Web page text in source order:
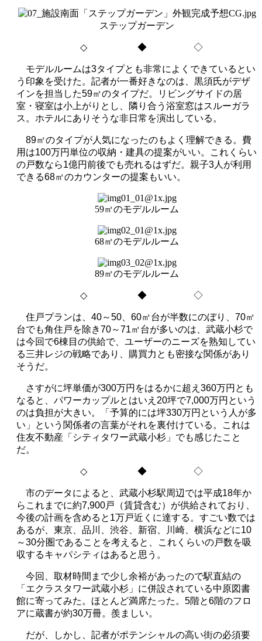
ステップガーデン
◇ ◆ ◇
モデルルームは3タイプとも非常によくできているとい
う印象を受けた。記者が一番好きなのは、黒須氏がデザ
インを担当した59㎡のタイプだ。リビングサイドの居
室・寝室は小上がりとし、隣り合う浴室窓はスルーガラ
ス。ホテルにありそうな非日常を演出している。
89㎡のタイプが人気になったのもよく理解できる。費
用は100万円単位の収納・建具の提案がいい。これくらい
の戸数なら1億円前後でも売れるはずだ。親子3人が利用
できる68㎡のカウンターの提案もいい。
59㎡のモデルルーム
68㎡のモデルルーム
89㎡のモデルルーム
◇ ◆ ◇
住戸プランは、 40～50 60㎡台が半数にのぼり、 70㎡
台でも角住戸を除き70～71㎡台が多いのは、武蔵小杉で
は今回で6棟目の供給で、ユーザーのニーズを熟知してい
る三井レジの戦略であり、購買力とも密接な関係があり
そうだ。
さすがに坪単価が300万円をはるかに超え 360万円とも
なると、パワーカップルとはいえ 20坪で7,000万円という
のは負担が大きい。「予算的には坪330万円という人が多
い」という関係者の言葉がそれを裏付けている。これは
住友不動産「シティタワー武蔵小杉」でも感じたこと
だ。
◇ ◆ ◇
市のデータによると、武蔵小杉駅周辺では平成18年か
らこれまでに約7,900戸（賃貸含む）が供給されており、
今後の計画を含めると 1万戸近くに達する。すごい数では
あるが、東京、品川、渋谷、新宿、川崎、横浜などに10
～30分圏であることを考えると、これくらいの戸数を吸
収するキャパシティはあると思う。
今回、取材時間まで少し余裕があったので駅直結の
「エクラスタワー武蔵小杉」に併設されている中原図書
館に寄ってみた。 ほとんど満席たった。 5階と6階のフロ
アに蔵書が約30万冊。羨ましい。
だが、しかし、記者がポテンシャルの高い街の必須要